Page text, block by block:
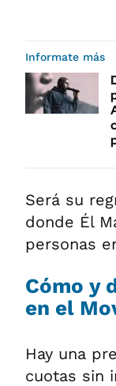
Informate más
Será su
donde Él
personas
Cómo y
en el
Hay una
cuotas sin